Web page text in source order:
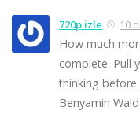
720p izle 10
How much
complete. Pull
thinking before
Benyamin